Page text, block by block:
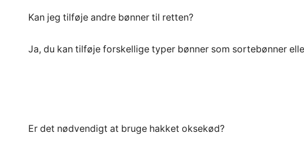
Kan jeg tilføje andre bønner til retten?
Ja, du kan tilføje forskellige typer bønner som sortebønner
Er det nødvendigt at bruge hakket oksekød?